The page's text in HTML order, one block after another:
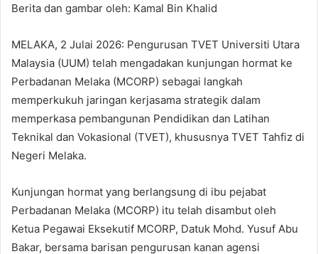
Berita dan gambar oleh: Kamal Bin Khalid
MELAKA, 2 Julai 2026: Pengurusan TVET Universiti Utara
Malaysia (UUM) telah mengadakan kunjungan hormat ke
Perbadanan Melaka (MCORP) sebagai langkah
memperkukuh jaringan kerjasama strategik dalam
memperkasa pembangunan Pendidikan dan Latihan
Teknikal dan Vokasional (TVET), khususnya TVET Tahfiz di
Negeri Melaka.
Kunjungan hormat yang berlangsung di ibu pejabat
Perbadanan Melaka (MCORP) itu telah disambut oleh
Ketua Pegawai Eksekutif MCORP, Datuk Mohd. Yusuf Abu
Bakar, bersama barisan pengurusan kanan agensi